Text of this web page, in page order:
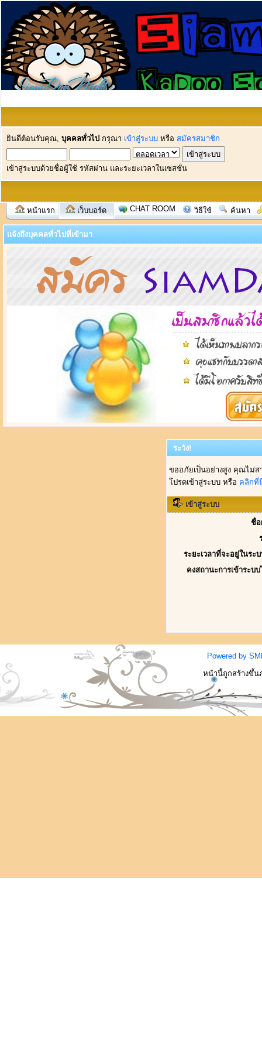
ยินดีต้อนรับคุณ, บุคคลทั่วไป กรุณา เข้าสู่ระบบ หรือ สมัครสมาชิก
เข้าสู่ระบบด้วยชื่อผู้ใช้ รหัสผ่าน และระยะเวลาในเซสชั่น
หน้าแรก เว็บบอร์ด CHAT ROOM วิธีใช้ ค้นหา
แจ้งถึงบุคคลทั่วไปที่เข้ามา
ระวัง!
ขออภัยเป็นอย่างสูง คุณไม่
โปรดเข้าสู่ระบบ หรือ คลิกที่
เข้าสู่ระบบ
ชื่อ
ระยะเวลาที่จะอยู่ในระ
คงสถานะการเข้าระบ
Powered by
หน้านี้ถูกสร้างขึ้น